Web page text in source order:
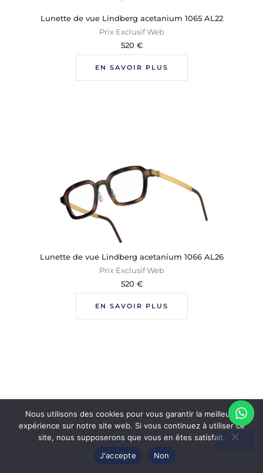
Lunette de vue Lindberg acetanium 1065 AL22
Prix Exclusif Web
520 €
EN SAVOIR PLUS
Lunette de vue Lindberg acetanium 1066 AL26
Prix Exclusif Web
520 €
EN SAVOIR PLUS
Nous utilisons des cookies pour vous garantir la meilleure
expérience sur notre site web. Si vous continuez à utiliser ce
site, nous supposerons que vous en êtes satisfait.
J'accepte
Non